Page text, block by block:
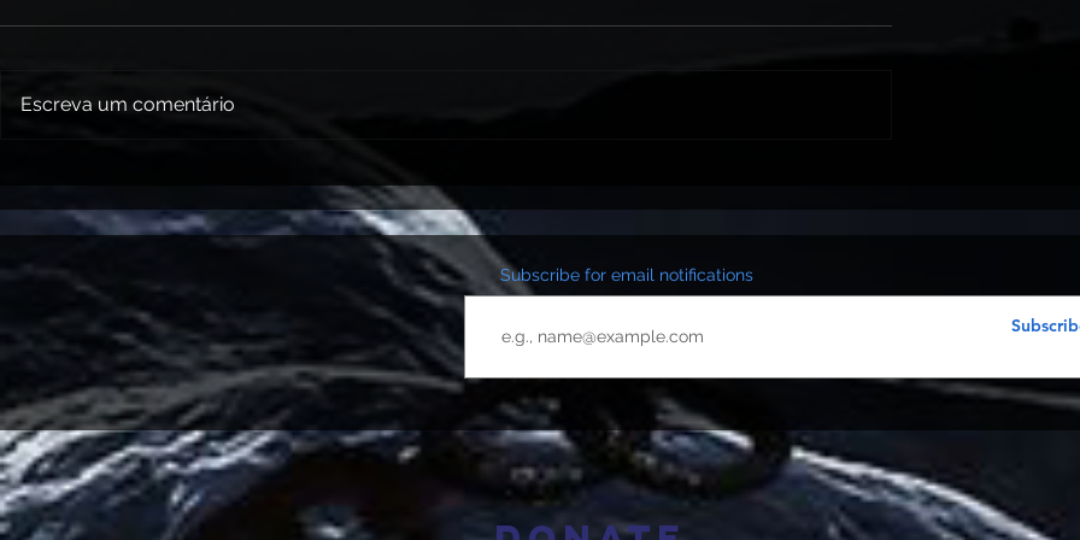
Escreva um comentário
Subscribe for email notifications